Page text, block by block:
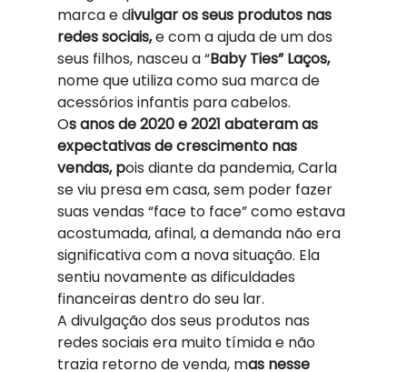
marca e divulgar os seus produtos nas
redes sociais, e com a ajuda de um dos
seus filhos, nasceu a “Baby Ties” Laços,
nome que utiliza como sua marca de
acessórios infantis para cabelos.
Os anos de 2020 e 2021 abateram as
expectativas de crescimento nas
vendas, pois diante da pandemia, Carla
se viu presa em casa, sem poder fazer
suas vendas “face to face” como estava
acostumada, afinal, a demanda não era
significativa com a nova situação. Ela
sentiu novamente as dificuldades
financeiras dentro do seu lar.
A divulgação dos seus produtos nas
redes sociais era muito tímida e não
trazia retorno de venda, mas nesse